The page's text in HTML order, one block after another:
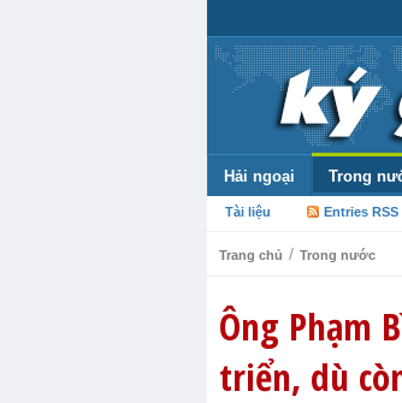
Hải ngoại Trong
Tài liệu Entries RSS
Trang chủ / Trong nước
Ông Phạm
triển, dù